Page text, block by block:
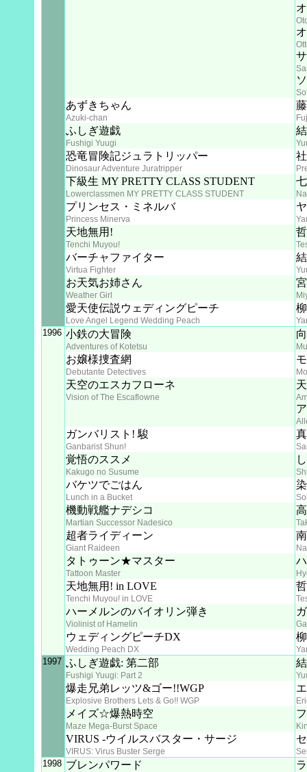
あずきちゃん
Azuki-chan
ふしぎ遊戯
Fushigi Yuugi
恐竜冒険記ジュラトリッパー
Dinosaur Adventure Juratripper
下級生 MY PRETTY CLASS STUDENT
Lowerclassmen MY PRETTY CLASS STUDENT
プリンセス・ミネルバ
Princess Minerva
天地無用!
Tenchi Muyou!
バーチャファイター
Virtua Fighter
お天気お姉さん
Weather Girl
愛天使伝説ウェディングピーチ
Love Angel Legend Wedding Peach
1996 小鉄の大冒険
Adventures of Kotetsu
お嬢様捜査網
Debutante Detectives
天空のエスカフローネ
Vision of The Escaflowne
ガンバリスト! 駿
Ganbarist Shun!
覚悟のススメ
Kakugo no Susume
バケツでごはん
Lunch in a Bucket
機動戦艦ナデシコ
Martian Successor Nadesico
超者ライディーン
Giant Raideen
タトゥーン★マスター
Tattoon Master
天地無用! in LOVE
Tenchi Muyou! in LOVE
ハーメルンのバイオリン弾き
Violinist of Hamelin
ウェディングピーチDX
Wedding Peach DX
1997 ふしぎ遊戯: 第二部
Fushigi Yuugi: Part 2
爆走兄弟レッツ&ゴー!!WGP
Explosive Brothers Lets & Go!! WGP
メイズ☆爆熱時空
Maze Mega-Burst Space
VIRUS -ウイルスバスター・サージ
VIRUS: Virus Buster Serge
1998 ブレンパワード